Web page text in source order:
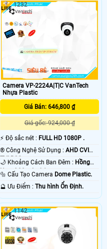
Camera VP-2224A|T|C VanTech
Nhựa Plastic
Giá Bán: 646,800 ₫
Giá gốc: 924,000 ₫
️⚡ Độ sắc nét : FULL HD 1080P .
®️ Công Nghệ Sử Dụng :AHD CVI
TVI BCS.
🌙 Khoảng Cách Ban Đêm : Hồng
Ngoại 30m Led Array.
🔩 Cấu Tạo Camera Dome Plastic.
️🔮 Ưu Điểm :Thu hình Ổn Định.
1232
1142